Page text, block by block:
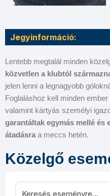
Jegyinformáció:
Lentebb megtalál minden
közvetlen a klubtól
jelen lenni a legnagyobb
Foglaláshoz kell minden
valamint kártyás személyi
garantáltak egymás mellé és
átadásra a meccs hetén.
Közelgő